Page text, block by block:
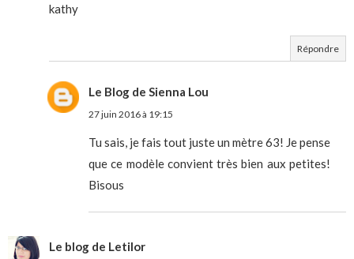
kathy
Répondre
Le Blog de Sienna Lou
27 juin 2016 à 19:15
Tu sais, je fais tout juste un mètre 63! Je pense
que ce modèle convient très bien aux petites!
Bisous
Le blog de Letilor